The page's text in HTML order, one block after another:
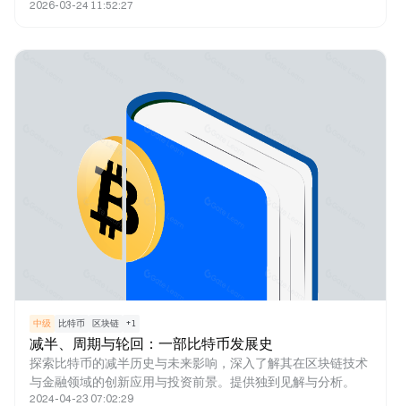
您能更好地了解可用的不同类型的比特币钱包，并明白哪一种
2026-03-24 11:52:27
中级 比特币 区块链 +1
减半、周期与轮回：一部比特币发展史
探索比特币的减半历史与未来影响，深入了解其在区块链技术
与金融领域的创新应用与投资前景。提供独到见解与分析。
2024-04-23 07:02:29